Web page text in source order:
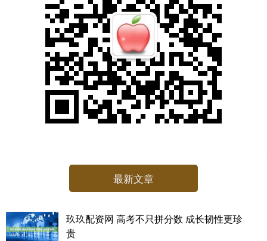
最新文章
玖玖配资网 高考不只拼分数 成长韧性更珍
贵